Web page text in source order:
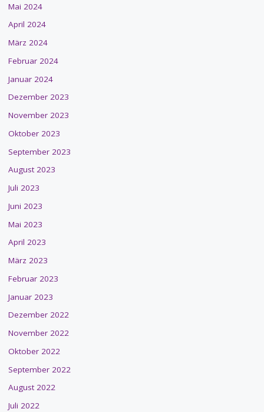
Mai 2024
April 2024
März 2024
Februar 2024
Januar 2024
Dezember 2023
November 2023
Oktober 2023
September 2023
August 2023
Juli 2023
Juni 2023
Mai 2023
April 2023
März 2023
Februar 2023
Januar 2023
Dezember 2022
November 2022
Oktober 2022
September 2022
August 2022
Juli 2022